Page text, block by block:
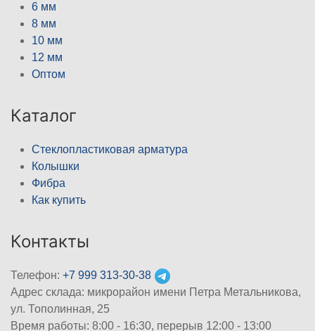
6 мм
8 мм
10 мм
12 мм
Оптом
Каталог
Стеклопластиковая арматура
Колышки
Фибра
Как купить
Контакты
Телефон: +7 999 313-30-38
Адрес склада: микрорайон имени Петра Метальникова,
ул. Тополинная, 25
Время работы: 8:00 - 16:30, перерыв 12:00 - 13:00